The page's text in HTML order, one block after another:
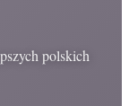
polskich